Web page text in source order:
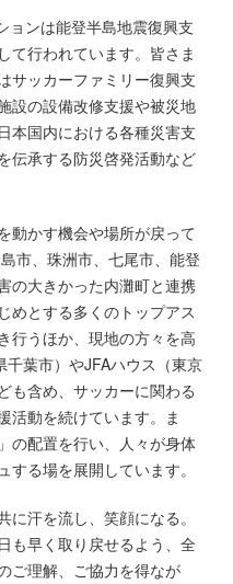
ョンは能登半島地震復興支
て行われています。皆さま
サッカーファミリー復興支
設の設備改修支援や被災地
本国内における各種災害支
伝承する防災啓発活動など
動かす機会や場所が戻って
市、珠洲市、七尾市、能登
の大きかった内灘町と連携
めとする多くのトップアス
行うほか、現地の方々を高
葉市）やJFAハウス（東京
も含め、サッカーに関わる
活動を続けています。ま
の配置を行い、人々が身体
る場を展開しています。
汗を流し、笑顔になる。
も早く取り戻せるよう、全
ご理解、ご協力を得なが